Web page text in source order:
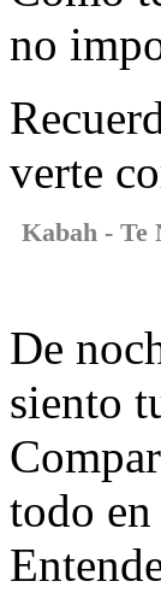
no
verte
Kabah - Te
De
siento
todo